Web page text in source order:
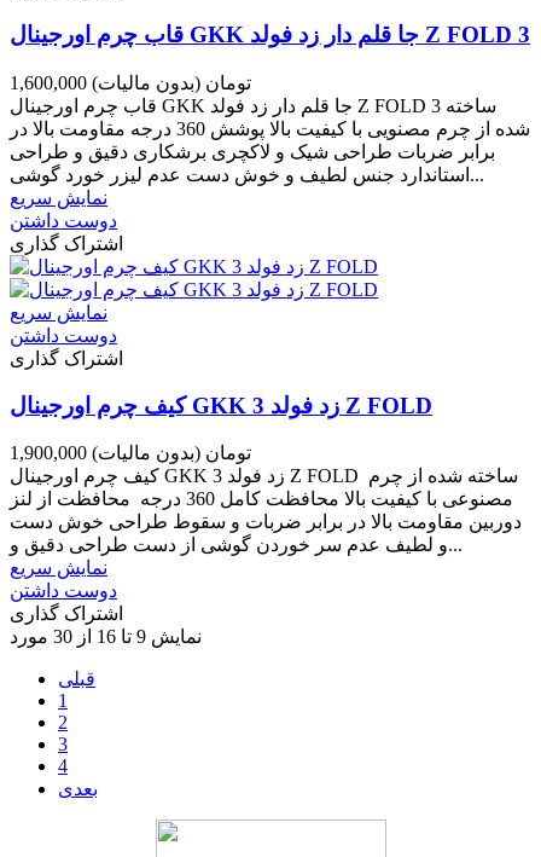
قاب چرم اورجینال GKK جا قلم دار زد فولد Z FOLD 3
1,600,000 تومان (بدون مالیات)
قاب چرم اورجینال GKK جا قلم دار زد فولد Z FOLD 3 ساخته
شده از چرم مصنویی با کیفیت بالا پوشش 360 درجه مقاومت بالا در
برابر ضربات طراحی شیک و لاکچری برشکاری دقیق و طراحی
استاندارد جنس لطیف و خوش دست عدم لیزر خورد گوشی...
نمایش سریع
دوست داشتن
اشتراک گذاری
نمایش سریع
دوست داشتن
اشتراک گذاری
کیف چرم اورجینال GKK زد فولد 3 Z FOLD
1,900,000 تومان (بدون مالیات)
کیف چرم اورجینال GKK زد فولد 3 Z FOLD ساخته شده از چرم
مصنوعی با کیفیت بالا محافظت کامل 360 درجه محافظت از لنز
دوربین مقاومت بالا در برابر ضربات و سقوط طراحی خوش دست
و لطیف عدم سر خوردن گوشی از دست طراحی دقیق و...
نمایش سریع
دوست داشتن
اشتراک گذاری
نمایش 9 تا 16 از 30 مورد
قبلی
1
2
3
4
بعدی